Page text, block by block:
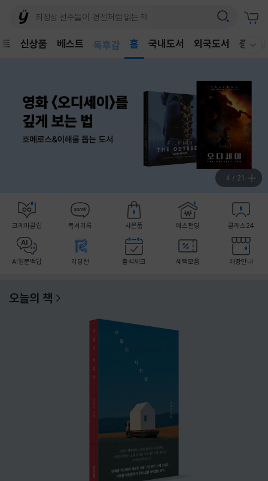
신상품 베스트
독후감
홈 국내도서 외국도서 중고샵
5 / 21
크레마클럽 독서기록 사은품 예스펀딩 클래스24
AI일문백답 리딩런 출석체크 혜택모음 매장안내
오늘의 책